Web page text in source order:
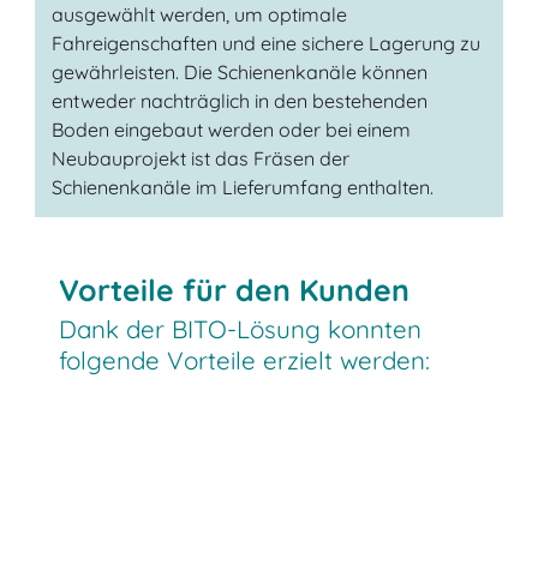
ausgewählt werden, um optimale
Fahreigenschaften und eine sichere Lagerung zu
gewährleisten. Die Schienenkanäle können
entweder nachträglich in den bestehenden
Boden eingebaut werden oder bei einem
Neubauprojekt ist das Fräsen der
Schienenkanäle im Lieferumfang enthalten.
Vorteile für den Kunden
Dank der BITO-Lösung konnten
folgende Vorteile erzielt werden: